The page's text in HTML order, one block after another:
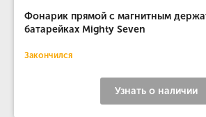
Фонарик прямой с магнитным
батарейках Mighty Seven
Закончился
Узнать о наличии